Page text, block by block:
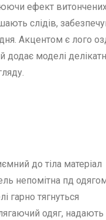
ефект
слідів,
Акцентом є лого
додає моделі
до тіла матеріал
непомітна пд
гарно тягнуться
одяг,